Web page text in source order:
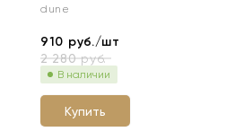
dune
910 руб./шт
2 280руб.
В наличии
Купить